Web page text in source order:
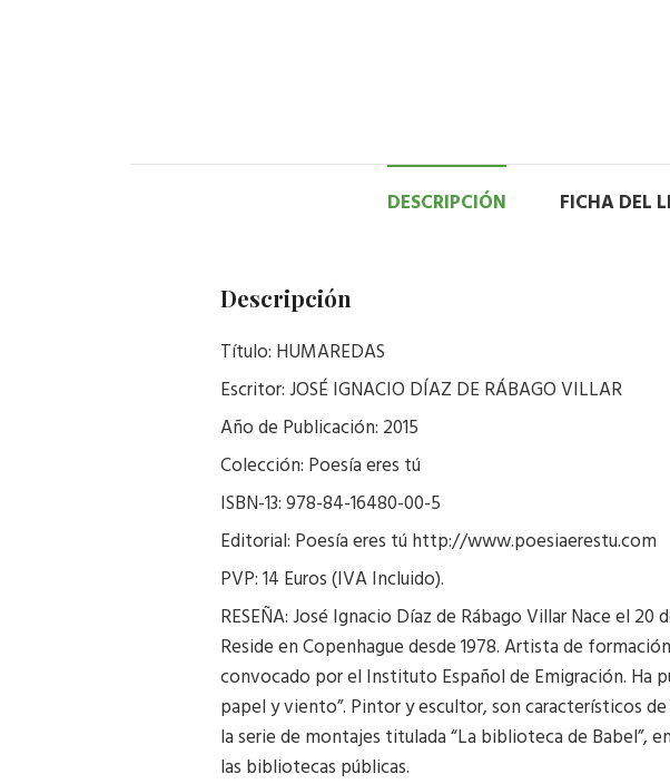
DESCRIPCIÓN FICHA DEL
Descripción
Título: HUMAREDAS
Escritor: JOSÉ IGNACIO DÍAZ DE RÁBAGO VILLAR
Año de Publicación: 2015
Colección: Poesía eres tú
ISBN-13: 978-84-16480-00-5
Editorial: Poesía eres tú http://www.poesiaerestu.com
PVP: 14 Euros (IVA Incluido).
RESEÑA: José Ignacio Díaz de Rábago Villar Nace el
Reside en Copenhague desde 1978. Artista de
convocado por el Instituto Español de Emigración. Ha
papel y viento”. Pintor y escultor, son característicos
la serie de montajes titulada “La biblioteca de Babel”,
las bibliotecas públicas.